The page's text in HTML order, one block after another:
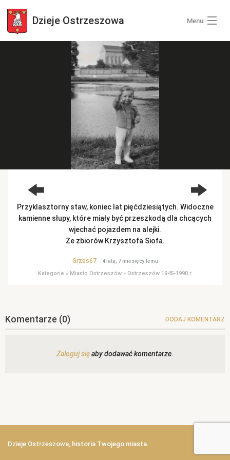
Dzieje Ostrzeszowa Menu
Wszystkie zdjęcia
Przyklasztorny staw, koniec lat pięćdziesiątych. Widoczne
kamienne słupy, które miały być przeszkodą dla chcących
wjechać pojazdem na alejki.
Ze zbiorów Krzysztofa Siofa.
Grzes67 4 lata, 7 miesięcy temu
Kategorie » Miasto Ostrzeszów» Ostrzeszów 1945-1990 r.
Komentarze (0) DODAJ KOMENTARZ
Zaloguj sięaby dodawać komentarze.
Dzieje Ostrzeszowa, historia Twojego miasta.